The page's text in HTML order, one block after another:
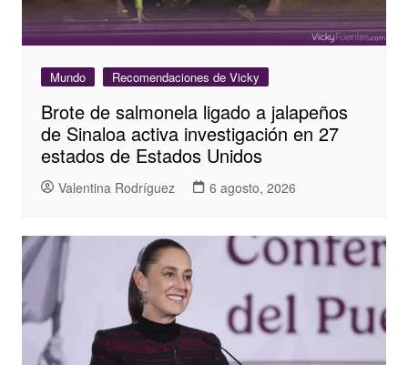
Mundo Recomendaciones de Vicky
Brote de salmonela ligado a jalapeños
de Sinaloa activa investigación en 27
estados de Estados Unidos
Valentina Rodríguez 6 agosto, 2026